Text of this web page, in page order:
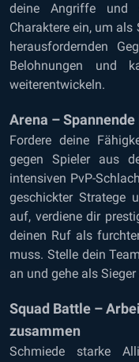
deine Angriffe und
Charaktere ein, um als
herausfordernden
Belohnungen und
weiterentwickeln.
Arena –
Fordere deine
gegen Spieler aus
intensiven PvP-
geschickter Stratege
auf, verdiene dir
deinen Ruf als
muss. Stelle dein
an und gehe als
Squad Battle –
zusammen
Schmiede starke